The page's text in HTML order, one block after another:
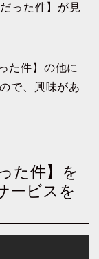
った件】が見
た件】の他に
で、興味があ
た件】を
ービスを